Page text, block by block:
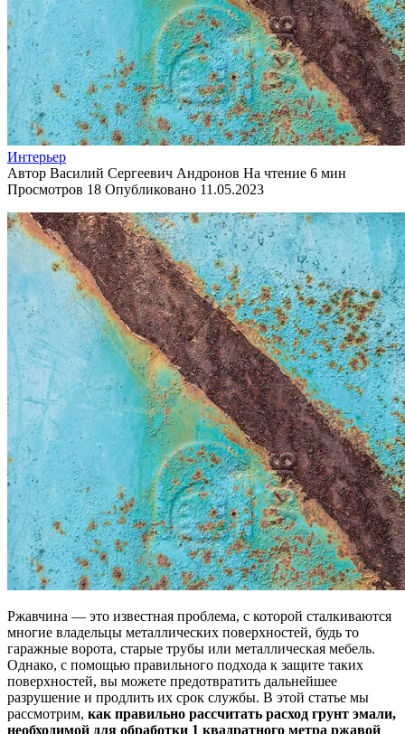
Интерьер
Автор Василий Сергеевич Андронов На чтение 6 мин
Просмотров 18 Опубликовано 11.05.2023
Ржавчина — это известная проблема, с которой сталкиваются
многие владельцы металлических поверхностей, будь то
гаражные ворота, старые трубы или металлическая мебель.
Однако, с помощью правильного подхода к защите таких
поверхностей, вы можете предотвратить дальнейшее
разрушение и продлить их срок службы. В этой статье мы
рассмотрим, как правильно рассчитать расход грунт эмали,
необходимой для обработки 1 квадратного метра ржавой